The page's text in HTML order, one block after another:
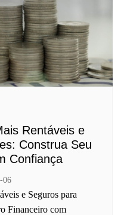
Rentáveis e
Construa Seu
Confiança
06
e Seguros para
Financeiro com